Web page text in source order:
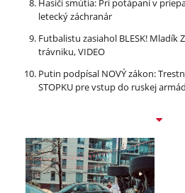
Hasiči smútia: Pri potápaní v
letecký záchranár
Futbalistu zasiahol BLESK! Mladík
trávniku, VIDEO
Putin podpísal NOVÝ zákon:
STOPKU pre vstup do ruskej